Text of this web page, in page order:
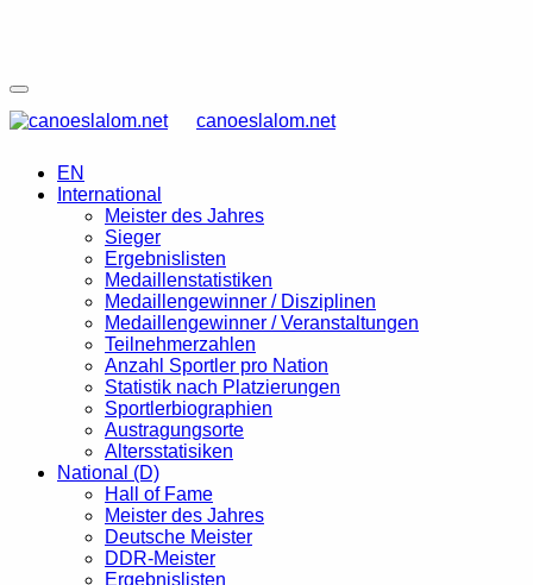
canoeslalom.net
EN
International
Meister des Jahres
Sieger
Ergebnislisten
Medaillenstatistiken
Medaillengewinner / Disziplinen
Medaillengewinner / Veranstaltungen
Teilnehmerzahlen
Anzahl Sportler pro Nation
Statistik nach Platzierungen
Sportlerbiographien
Austragungsorte
Altersstatisiken
National (D)
Hall of Fame
Meister des Jahres
Deutsche Meister
DDR-Meister
Ergebnislisten